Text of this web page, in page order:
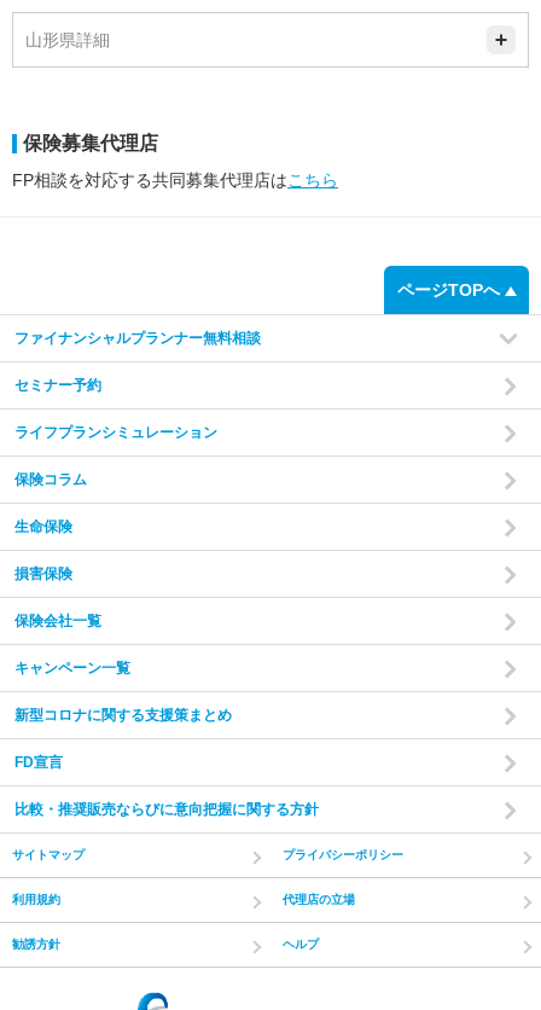
山形県詳細
保険募集代理店
FP相談を対応する共同募集代理店はこちら
ページTOPへ
ファイナンシャルプランナー無料相談
セミナー予約
ライフプランシミュレーション
保険コラム
生命保険
損害保険
保険会社一覧
キャンペーン一覧
新型コロナに関する支援策まとめ
FD宣言
比較・推奨販売ならびに意向把握に関する方針
サイトマップ プライバシーポリシー
利用規約 代理店の立場
勧誘方針 ヘルプ